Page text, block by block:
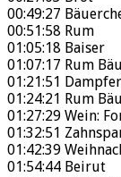
00:49:27
00:51:58 Rum
01:05:18 Baiser
01:07:17 Rum
01:21:51 Dampfer
01:24:21 Rum
01:27:29 Wein:
01:32:51
01:42:39
01:54:44 Beirut